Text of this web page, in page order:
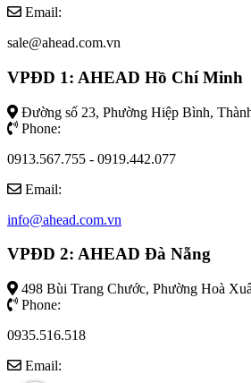
Email:
sale@ahead.com.vn
VPĐD 1: AHEAD Hồ Chí Minh
Đường số 23, Phường Hiệp Bình,
Phone:
0913.567.755 - 0919.442.077
Email:
info@ahead.com.vn
VPĐD 2: AHEAD Đà Nẵng
498 Bùi Trang Chước, Phường Hoà
Phone:
0935.516.518
Email: